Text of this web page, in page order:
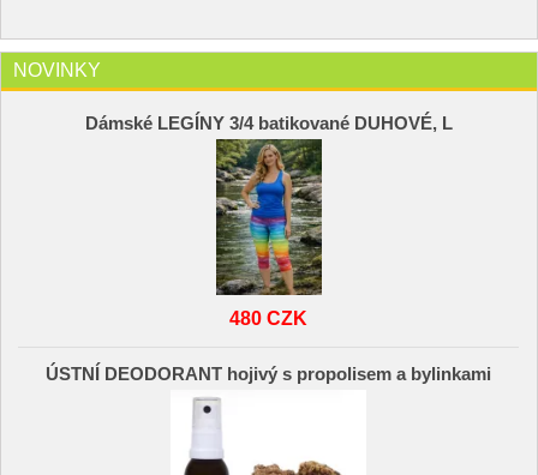
NOVINKY
Dámské LEGÍNY 3/4 batikované DUHOVÉ, L
480 CZK
ÚSTNÍ DEODORANT hojivý s propolisem a bylinkami